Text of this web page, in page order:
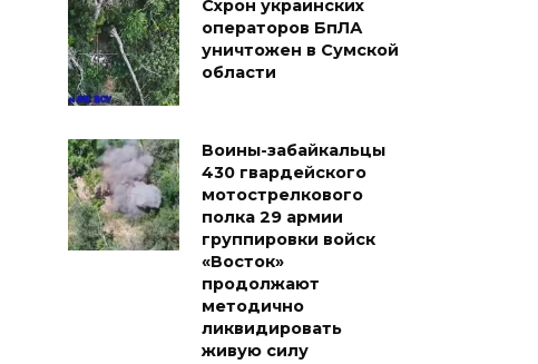
Схрон украинских
операторов БпЛА
уничтожен в Сумской
области
Воины-забайкальцы
430 гвардейского
мотострелкового
полка 29 армии
группировки войск
«Восток»
продолжают
методично
ликвидировать
живую силу